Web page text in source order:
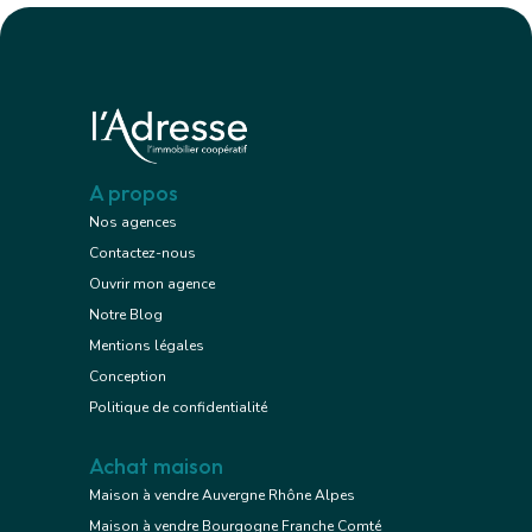
A propos
Nos agences
Contactez-nous
Ouvrir mon agence
Notre Blog
Mentions légales
Conception
Politique de confidentialité
Achat maison
Maison à vendre Auvergne Rhône Alpes
Maison à vendre Bourgogne Franche Comté